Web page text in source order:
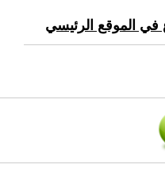
في الموقع الرئيسي